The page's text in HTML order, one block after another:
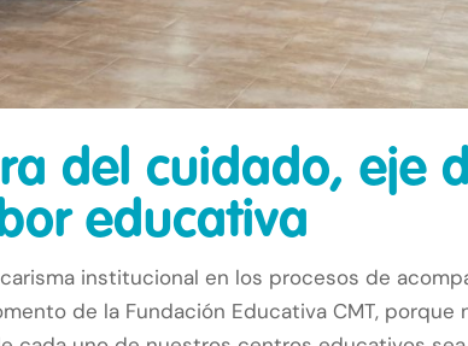
del cuidado, eje
educativa
institucional en los procesos de
de la Fundación Educativa CMT, porque